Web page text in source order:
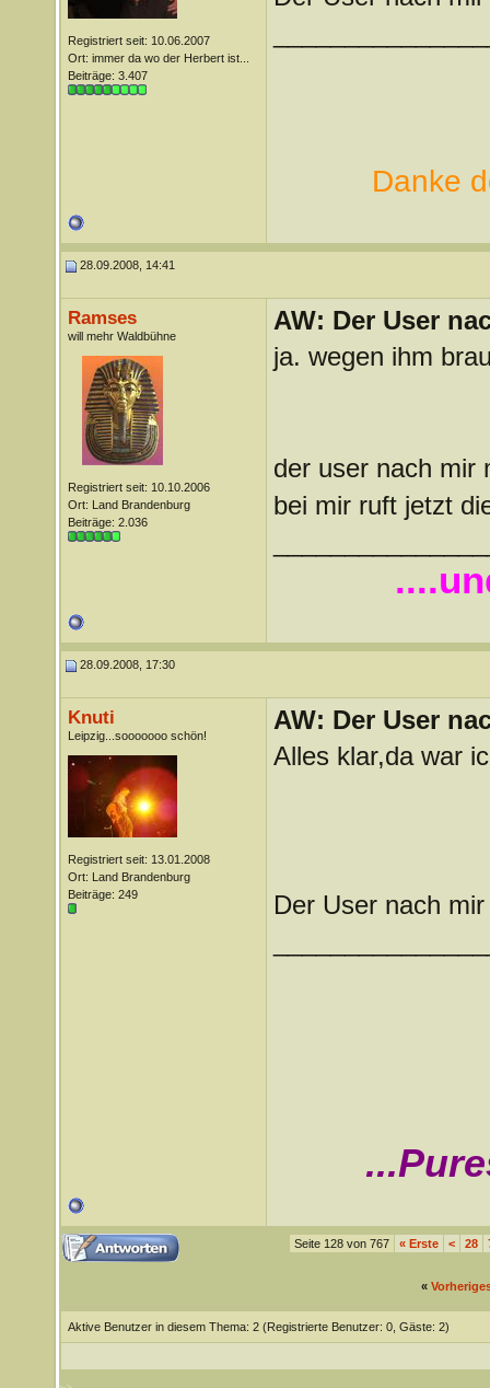
Registriert seit: 10.06.2007
Ort: immer da wo der Herbert ist...
Beiträge: 3.407
Danke
28.09.2008, 14:41
Ramses
will mehr Waldbühne
Registriert seit: 10.10.2006
Ort: Land Brandenburg
Beiträge: 2.036
AW: Der User
ja. wegen ihm
der user nach mir
bei mir ruft jetzt
28.09.2008, 17:30
Knuti
Leipzig...sooooooo schön!
Registriert seit: 13.01.2008
Ort: Land Brandenburg
Beiträge: 249
AW: Der User
Alles klar,da war
Der User nach
Seite 128 von 767 «Erste < 28
«
Aktive Benutzer in diesem Thema: 2 (Registrierte Benutzer: 0, Gäste: 2)